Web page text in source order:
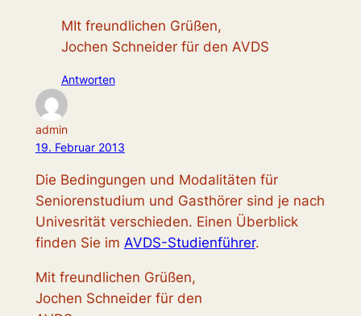
MIt freundlichen Grüßen,
Jochen Schneider für den AVDS
Antworten
admin
19. Februar 2013
Die Bedingungen und Modalitäten für
Seniorenstudium und Gasthörer sind je nach
Univesrität verschieden. Einen Überblick
finden Sie im AVDS-Studienführer.
Mit freundlichen Grüßen,
Jochen Schneider für den